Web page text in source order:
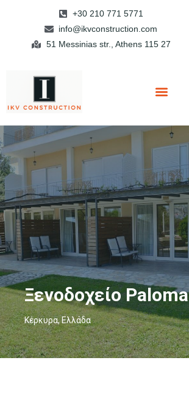
+30 210 771 5771
info@ikvconstruction.com
51 Messinias str., Athens 115 27
Ξενοδοχείο
Κέρκυρα, Ελλάδα